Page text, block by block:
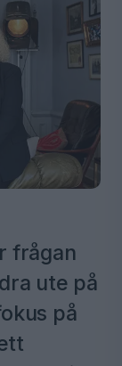
frågan
ute på
på